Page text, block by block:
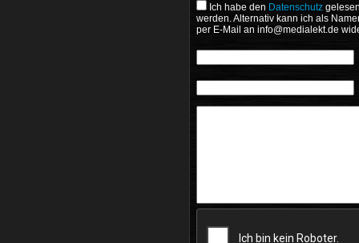
Ich habe den Datenschutz
werden. Alternativ kann ich als
per E-Mail an